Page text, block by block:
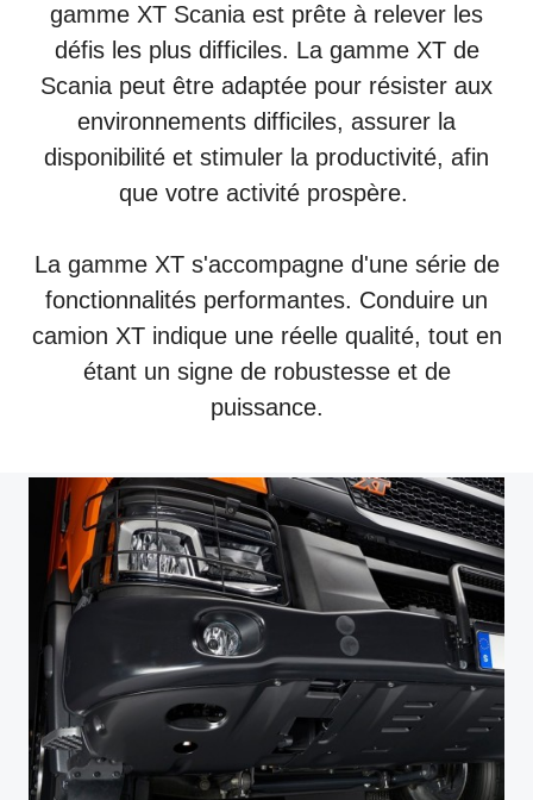
gamme XT Scania est prête à relever les
défis les plus difficiles. La gamme XT de
Scania peut être adaptée pour résister aux
environnements difficiles, assurer la
disponibilité et stimuler la productivité, afin
que votre activité prospère.
La gamme XT s'accompagne d'une série de
fonctionnalités performantes. Conduire un
camion XT indique une réelle qualité, tout en
étant un signe de robustesse et de
puissance.